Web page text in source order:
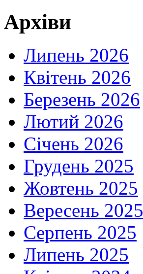
Архіви
Липень 2026
Квітень 2026
Березень 2026
Лютий 2026
Січень 2026
Грудень 2025
Жовтень 2025
Вересень 2025
Серпень 2025
Липень 2025